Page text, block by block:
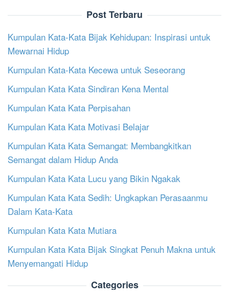
Post Terbaru
Kumpulan Kata-Kata Bijak Kehidupan: Inspirasi untuk
Mewarnai Hidup
Kumpulan Kata-Kata Kecewa untuk Seseorang
Kumpulan Kata Kata Sindiran Kena Mental
Kumpulan Kata Kata Perpisahan
Kumpulan Kata Kata Motivasi Belajar
Kumpulan Kata Kata Semangat: Membangkitkan
Semangat dalam Hidup Anda
Kumpulan Kata Kata Lucu yang Bikin Ngakak
Kumpulan Kata Kata Sedih: Ungkapkan Perasaanmu
Dalam Kata-Kata
Kumpulan Kata Kata Mutiara
Kumpulan Kata Kata Bijak Singkat Penuh Makna untuk
Menyemangati Hidup
Categories